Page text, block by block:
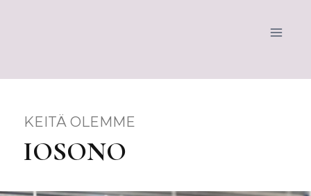
KEITÄ OLEMME
IOSONO